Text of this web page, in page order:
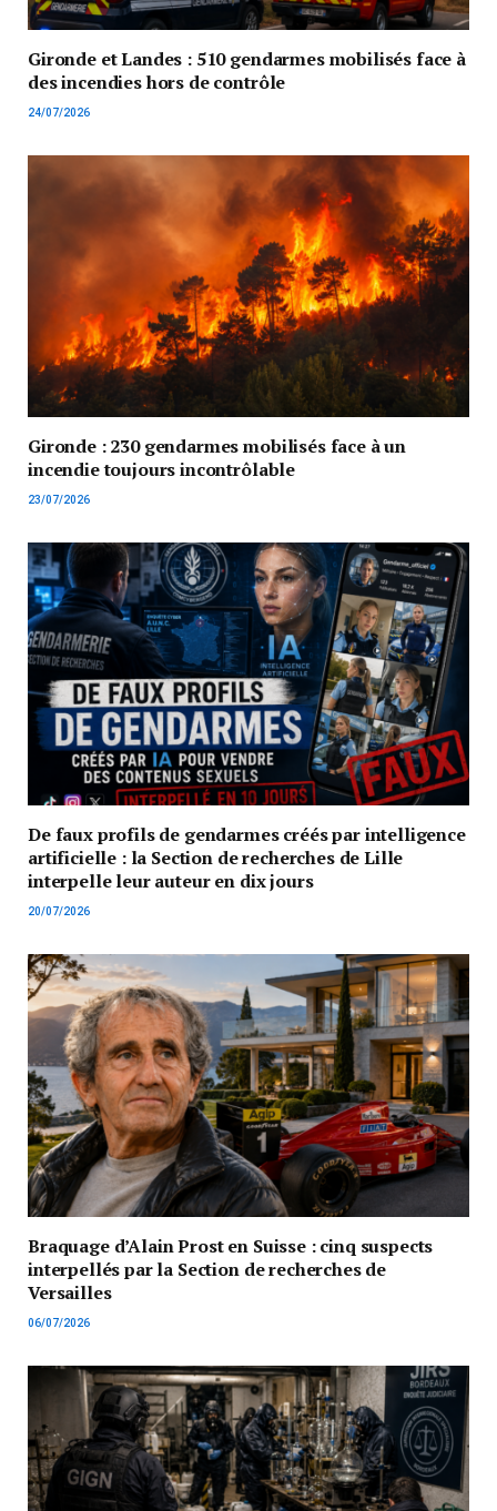
Gironde et Landes : 510 gendarmes mobilisés face à
des incendies hors de contrôle
24/07/2026
Gironde : 230 gendarmes mobilisés face à un
incendie toujours incontrôlable
23/07/2026
De faux profils de gendarmes créés par intelligence
artificielle : la Section de recherches de Lille
interpelle leur auteur en dix jours
20/07/2026
Braquage d’Alain Prost en Suisse : cinq suspects
interpellés par la Section de recherches de
Versailles
06/07/2026